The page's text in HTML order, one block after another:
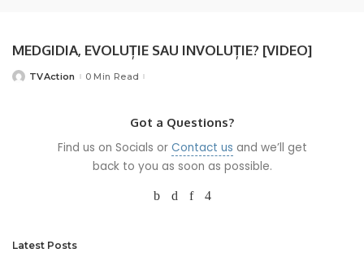
MEDGIDIA, EVOLUȚIE SAU INVOLUȚIE? [VIDEO]
PostedTVAction 0 Min Read
Got a Questions?
Find us on Socials or Contact us and we’ll get
back to you as soon as possible.
Latest Posts